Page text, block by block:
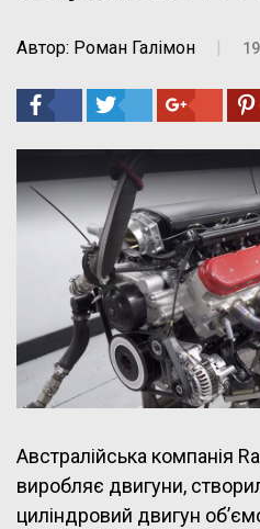
Автор: Роман Галімон |
Австралійська компанія
виробляє двигуни,
циліндровий двигун